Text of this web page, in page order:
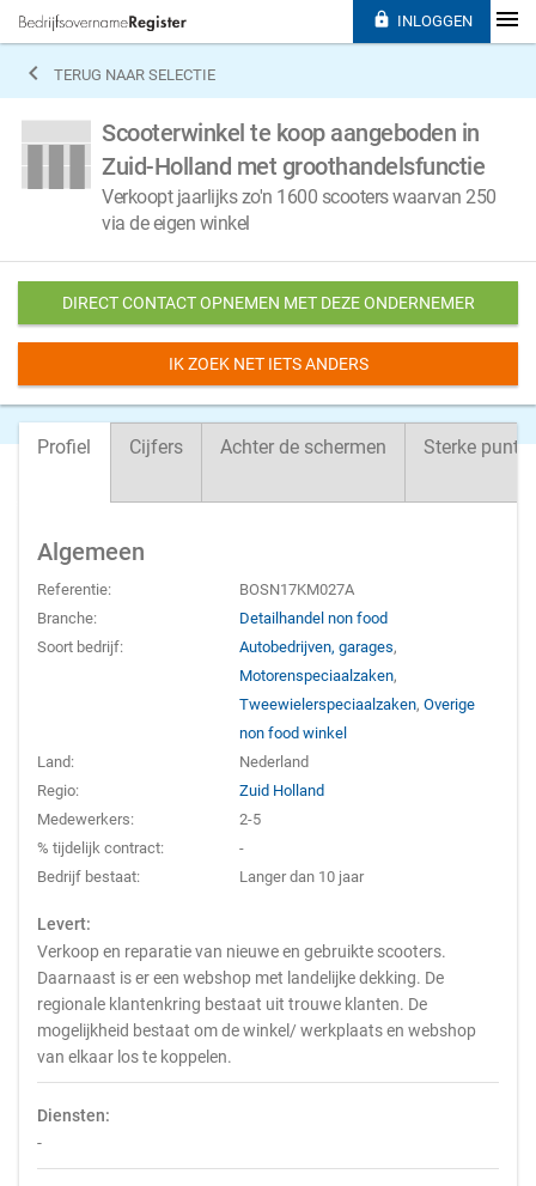
 TERUG NAAR SELECTIE
Scooterwinkel te koop aangeboden in
Zuid-Holland met groothandelsfunctie
Verkoopt jaarlijks zo'n 1600 scooters waarvan 250
via de eigen winkel
DIRECT CONTACT OPNEMEN MET DEZE ONDERNEMER
IK ZOEK NET IETS ANDERS
Profiel Cijfers Achter de schermen Sterke
Algemeen
Referentie:
BOSN17KM027A
Branche:
Detailhandel non food
Soort bedrijf:
Autobedrijven, garages,
Motorenspeciaalzaken,
Tweewielerspeciaalzaken,Overige
non food winkel
Land:
Nederland
Regio:
Zuid Holland
Medewerkers:
2-5
% tijdelijk contract:
-
Bedrijf bestaat:
Langer dan 10 jaar
Levert:
Verkoop en reparatie van nieuwe en gebruikte scooters.
Daarnaast is er een webshop met landelijke dekking. De
regionale klantenkring bestaat uit trouwe klanten. De
mogelijkheid bestaat om de winkel/ werkplaats en webshop
van elkaar los te koppelen.
Diensten:
-
 INLOGGEN